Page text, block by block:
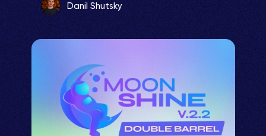
Danil Shutsky